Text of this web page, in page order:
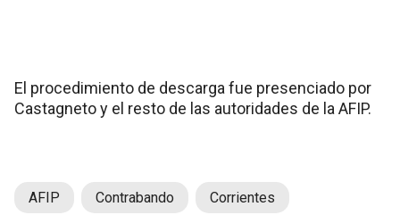
El procedimiento de descarga fue presenciado por
Castagneto y el resto de las autoridades de la AFIP.
AFIP Contrabando Corrientes